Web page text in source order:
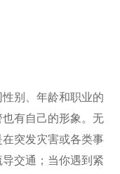
别、年龄和职业的
有自己的形象。无
突发灾害或各类事
交通；当你遇到紧